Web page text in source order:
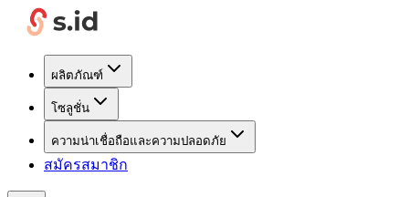
ผลิตภัณฑ์
โซลูชั่น
ความน่าเชื่อถือและความปลอดภัย
สมัครสมาชิก